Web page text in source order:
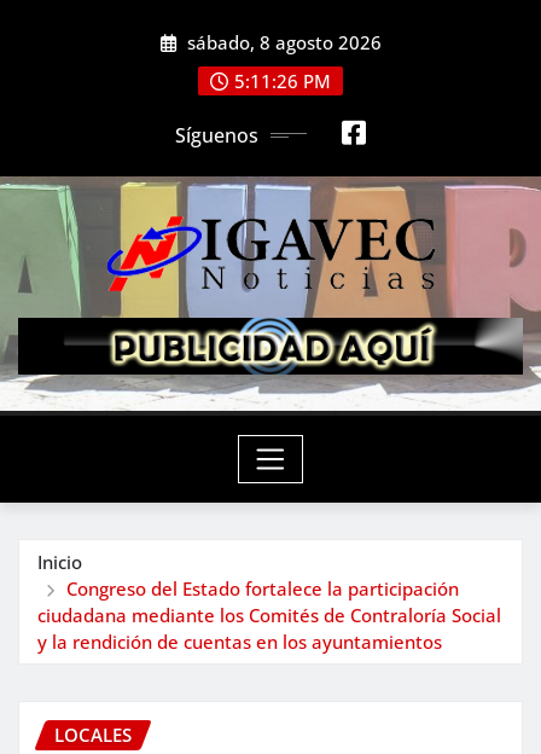
sábado, 8 agosto 2026
5:11:28 PM
Síguenos
Inicio
Congreso del Estado fortalece la participación
ciudadana mediante los Comités de Contraloría Social
y la rendición de cuentas en los ayuntamientos
LOCALES